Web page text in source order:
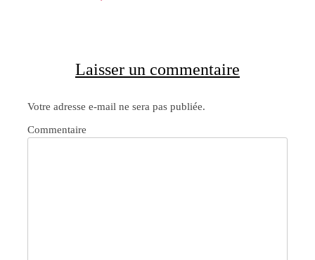
Laisser un commentaire
Votre adresse e-mail ne sera pas publiée.
Commentaire